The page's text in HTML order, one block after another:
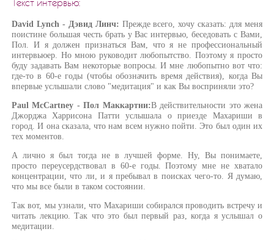
Текст интервью:
David Lynch - Дэвид Линч: Прежде всего, хочу сказать: для меня
поистине большая честь брать у Вас интервью, беседовать с Вами,
Пол. И я должен признаться Вам, что я не профессиональный
интервьюер. Но мною руководит любопытство. Поэтому я просто
буду задавать Вам некоторые вопросы. И мне любопытно вот что:
где-то в 60-е годы (чтобы обозначить время действия), когда Вы
впервые услышали слово "медитация" и как Вы восприняли это?
Paul McCartney - Пол Маккартни:В действительности это жена
Джорджа Харрисона Патти услышала о приезде Махариши в
город. И она сказала, что нам всем нужно пойти. Это был один их
тех моментов.
А лично я был тогда не в лучшей форме. Ну, Вы понимаете,
просто переусердствовал в 60-е годы. Поэтому мне не хватало
концентрации, что ли, и я пребывал в поисках чего-то. Я думаю,
что мы все были в таком состоянии.
Так вот, мы узнали, что Махариши собирался проводить встречу и
читать лекцию. Так что это был первый раз, когда я услышал о
медитации.